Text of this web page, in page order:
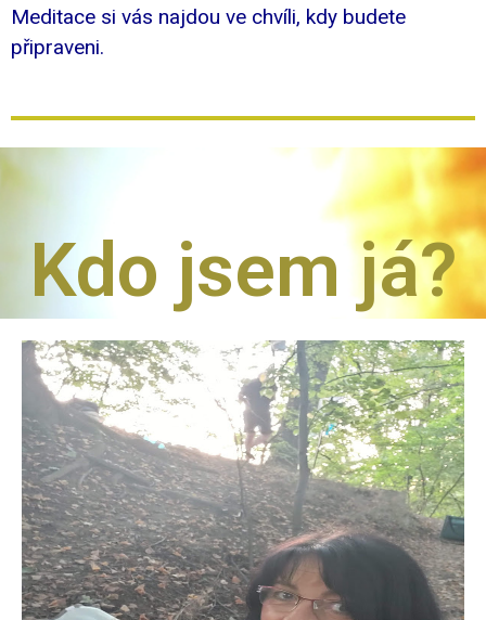
Meditace si vás najdou ve chvíli, kdy budete
připraveni.
Kdo jsem já?